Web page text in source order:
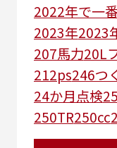
2022年で一
2023年2023
207馬力20L
212ps246つ
24か月点検
250TR250cc
250ccスーパ